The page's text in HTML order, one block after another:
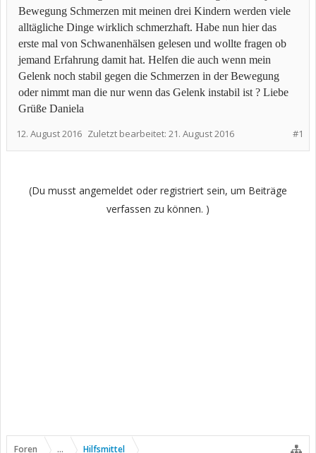
Bewegung Schmerzen mit meinen drei Kindern werden viele
alltägliche Dinge wirklich schmerzhaft. Habe nun hier das
erste mal von Schwanenhälsen gelesen und wollte fragen ob
jemand Erfahrung damit hat. Helfen die auch wenn mein
Gelenk noch stabil gegen die Schmerzen in der Bewegung
oder nimmt man die nur wenn das Gelenk instabil ist ? Liebe
Grüße Daniela
#1
12. August 2016 Zuletzt bearbeitet: 21. August 2016
(Du musst angemeldet oder registriert sein, um Beiträge
verfassen zu können. )
Foren ... Hilfsmittel